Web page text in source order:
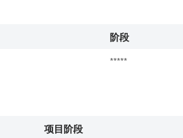
阶段
*****
项目阶段